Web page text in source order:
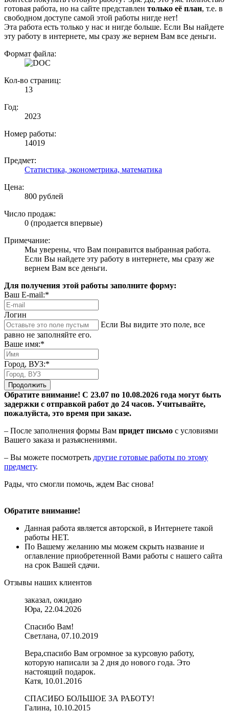
готовая работа, но на сайте представлен только её план, т.е. в
свободном доступе самой этой работы нигде нет!
Эта работа есть только у нас и нигде больше. Если Вы найдете
эту работу в интернете, мы сразу же вернем Вам все деньги.
Формат файла:
Кол-во страниц:
13
Год:
2023
Номер работы:
14019
Предмет:
Статистика, эконометрика, математика
Цена:
800 рублей
Число продаж:
0 (продается впервые)
Примечание:
Мы уверены, что Вам понравится выбранная работа.
Если Вы найдете эту работу в интернете, мы сразу же
вернем Вам все деньги.
Для получения этой работы заполните форму:
Ваш E-mail:*
Логин
Если Вы видите это поле, все
равно не заполняйте его.
Ваше имя:*
Город, ВУЗ:*
Продолжить
Обратите внимание! С 23.07 по 10.08.2026 года могут быть
задержки с отправкой работ до 24 часов. Учитывайте,
пожалуйста, это время при заказе.
– После заполнения формы Вам придет письмо с условиями
Вашего заказа и разъяснениями.
– Вы можете посмотреть другие готовые работы по этому
предмету.
Рады, что смогли помочь, ждем Вас снова!
Обратите внимание!
Данная работа является авторской, в Интернете такой
работы НЕТ.
По Вашему желанию мы можем скрыть название и
оглавление приобретенной Вами работы с нашего сайта
на срок Вашей сдачи.
Отзывы наших клиентов
заказал, ожидаю
Юра, 22.04.2026
Спасибо Вам!
Светлана, 07.10.2019
Вера,спасибо Вам огромное за курсовую работу,
которую написали за 2 дня до нового года. Это
настоящий подарок.
Катя, 10.01.2016
СПАСИБО БОЛЬШОЕ ЗА РАБОТУ!
Галина, 10.10.2015